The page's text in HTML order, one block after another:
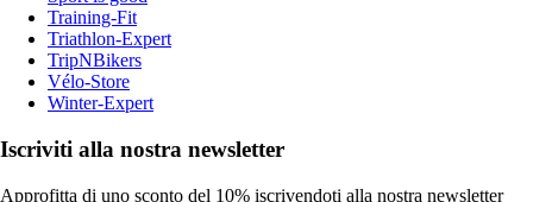
Training-Fit
Triathlon-Expert
TripNBikers
Vélo-Store
Winter-Expert
Iscriviti alla nostra newsletter
Approfitta di uno sconto del 10% iscrivendoti alla nostra newsletter